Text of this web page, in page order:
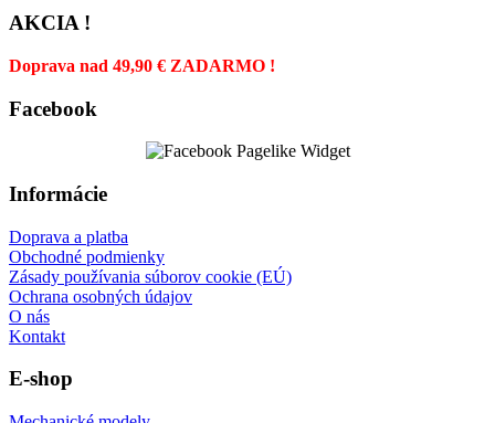
AKCIA !
Doprava nad 49,90 € ZADARMO !
Facebook
Informácie
Doprava a platba
Obchodné podmienky
Zásady používania súborov cookie (EÚ)
Ochrana osobných údajov
O nás
Kontakt
E-shop